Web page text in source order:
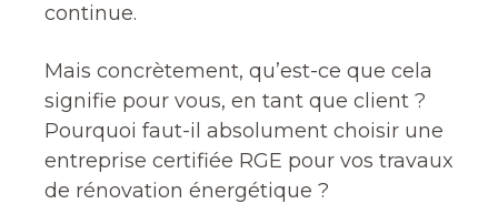
continue.
Mais concrètement, qu’est-ce que cela
signifie pour vous, en tant que client ?
Pourquoi faut-il absolument choisir une
entreprise certifiée RGE pour vos travaux
de rénovation énergétique ?